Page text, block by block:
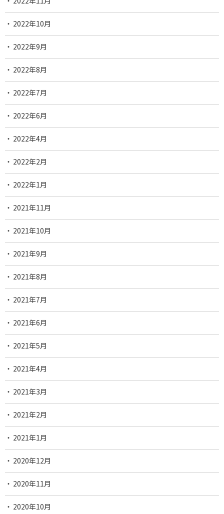
2022年10月
2022年9月
2022年8月
2022年7月
2022年6月
2022年4月
2022年2月
2022年1月
2021年11月
2021年10月
2021年9月
2021年8月
2021年7月
2021年6月
2021年5月
2021年4月
2021年3月
2021年2月
2021年1月
2020年12月
2020年11月
2020年10月